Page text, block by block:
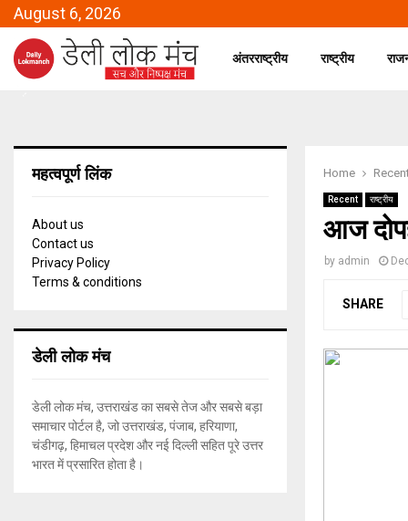
August 6, 2026
अंतरराष्ट्रीय राष्ट्रीय
Home
Recent राष्ट्रीय
आज
by admin
SHARE
महत्वपूर्ण लिंक
About us
Contact us
Privacy Policy
Terms & conditions
डेली लोक मंच
डेली लोक मंच, उत्तराखंड का सबसे तेज और सबसे बड़ा
समाचार पोर्टल है, जो उत्तराखंड, पंजाब, हरियाणा,
चंडीगढ़, हिमाचल प्रदेश और नई दिल्ली सहित पूरे उत्तर
भारत में प्रसारित होता है।